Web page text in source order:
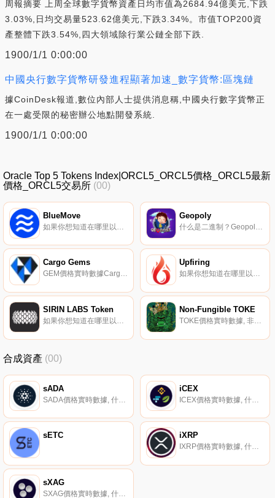
周報摘要 上周全球數字貨幣資產日均市值為2684.94億美元,下跌
3.03%,日均交易量523.62億美元,下跌3.34%。市值TOP200資
產整體下跌3.54%,四大領域除行業公鏈全部下跌.
1900/1/1 0:00:00
中國央行數字貨幣研發進程顯著加速_數字貨幣:區塊鏈
據CoinDesk報道,數位內部人士提供消息稱,中國央行數字貨幣正
在一處受限的秘密辦公地點開發系統.
1900/1/1 0:00:00
Oracle Top 5 Tokens Index|ORCL5_ORCL5價格_ORCL5最新
價格_ORCL5交易所 (00)
BlueMove Geopoly
Cargo Gems
GEM價格實時數據Cargo是一個安全的平臺,您可以使用它來創建、管理、展示和銷售稀有加密藝術品、可交易的區塊鏈游戲物品、安全門票、訪問代幣和其他數字物品,以支持您的業務或項目.
Upfiring
如果你想知道在哪里以當前價格購買Upfiring,目前交易{Upfiring]股票的頂級加密貨幣交易所是YoBit。您可以在我們的加密貨幣交易所頁面上找到其他列表。Upfiring成立于2017年初,旨在通過使用標記化文件共享經濟來激勵種子程序,從而創建傳統P2P文件共享協議的替代方案.
SIRIN LABS Token
如果你想知道在哪里以當前價格購買SIRIN LABS Token,目前交易{SIRIN LABS Token]股票的頂級加密貨幣交易所是YoBit、Bittrex和Bancor Network。您可以在我們的加密貨幣交易所頁面上找到其他列表.
Non-Fungible TOKE
TOKE價格實時數據, 非真菌代幣是NFT的自動做市商（AMM）。來自鑄造NFT的ETH“"；克隆NFT”"；被存入流動性金庫——這為隨時燃燒的NFT提供了流動性.
合成資產 (00)
sADA
SADA價格實時數據, 什么是二進制？sADA是由Synthetix協議啟用的合成Cardano令牌。它通過Chainlink的去中心化預言機網絡提供的價格信息來跟蹤Cardano的價格.
iCEX
sETC iXRP
IXRP價格實時數據, 什么是二進制？iXRP是由Synthetix協議啟用的反向合成XRP令牌。它通過Chainlink的去中心化預言機網絡提供的價格提要反向跟蹤XRP的價格.
sXAG
SXAG價格實時數據, 什么是二進制？sXAG是由Synthetix協議啟用的合成銀令牌。它通過Chainlink的去中心化神諭網絡提供的價格信息來跟蹤白銀價格。它可以在Kwenta或Synthetix.Exchange上交易Synthetix協議原生的其他資產,而不會出現滑動.